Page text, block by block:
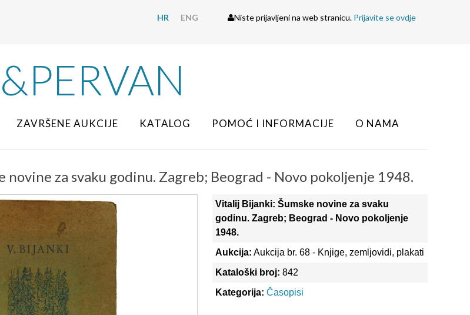
HR ENG Niste prijavljeni na web stranicu. Prijavite se ovdje
ZAVRŠENE AUKCIJE KATALOG POMOĆ I INFORMACIJE
O NAMA
novine za svaku godinu. Zagreb; Beograd - Novo pokoljenje 1948.
Vitalij Bijanki: Šumske novine za svaku
godinu. Zagreb; Beograd - Novo pokoljenje
1948.
Aukcija: Aukcija br. 68 - Knjige, zemljovidi, plakati
Kataloški broj: 842
Kategorija: Časopisi